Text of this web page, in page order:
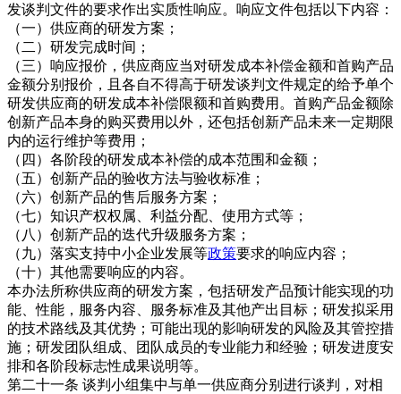
发谈判文件的要求作出实质性响应。响应文件包括以下内容：
（一）供应商的研发方案；
（二）研发完成时间；
（三）响应报价，供应商应当对研发成本补偿金额和首购产品
金额分别报价，且各自不得高于研发谈判文件规定的给予单个
研发供应商的研发成本补偿限额和首购费用。首购产品金额除
创新产品本身的购买费用以外，还包括创新产品未来一定期限
内的运行维护等费用；
（四）各阶段的研发成本补偿的成本范围和金额；
（五）创新产品的验收方法与验收标准；
（六）创新产品的售后服务方案；
（七）知识产权权属、利益分配、使用方式等；
（八）创新产品的迭代升级服务方案；
（九）落实支持中小企业发展等政策要求的响应内容；
（十）其他需要响应的内容。
本办法所称供应商的研发方案，包括研发产品预计能实现的功
能、性能，服务内容、服务标准及其他产出目标；研发拟采用
的技术路线及其优势；可能出现的影响研发的风险及其管控措
施；研发团队组成、团队成员的专业能力和经验；研发进度安
排和各阶段标志性成果说明等。
第二十一条 谈判小组集中与单一供应商分别进行谈判，对相